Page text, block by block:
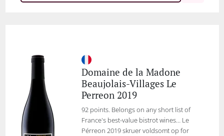
Domaine de la Madone
Beaujolais-Villages Le
Perreon 2019
92 points. Belongs on any short list of
France's best-value bistrot wines… Le
Pérreon 2019 skruer voldsomt op for